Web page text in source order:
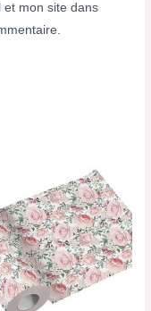
et mon site dans